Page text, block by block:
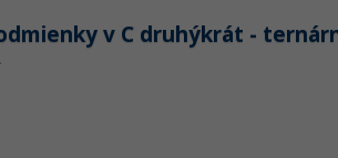
v C druhýkrát -